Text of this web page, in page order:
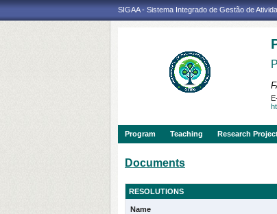
SIGAA - Sistema Integrado de Gestão de
Program Teaching Research
Documents
RESOLUTIONS
Name